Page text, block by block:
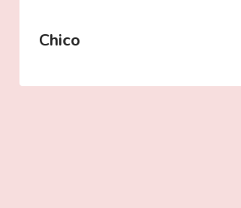
Chico